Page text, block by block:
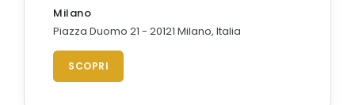
Milano
Piazza Duomo 21 - 20121 Milano, Italia
SCOPRI